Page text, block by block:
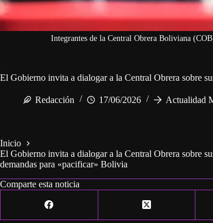
Integrantes de la Central Obrera Boliviana
El Gobierno invita a dialogar a la Central Obrera sobre
Redacción 17/06/2026 Actualidad
Inicio
El Gobierno invita a dialogar a la Central Obrera sobre
demandas para «pacificar» Bolivia
Comparte esta noticia